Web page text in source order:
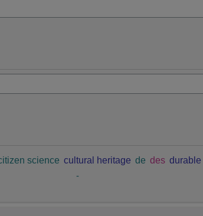
science cultural heritage de des durable
-